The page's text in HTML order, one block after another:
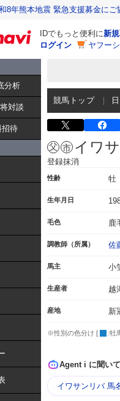
8年熊本地震 緊急支援募金に
IDでもっと便利に新
ログイン
ヤフー
分析
対談
招待
競馬トップ
イワ
登録抹消
性齢 牡
生年月日
毛色 鹿
調教師（所属） 佐
馬主 小
生産者 越
産地 新
※性別の色分け [ :牡
Agent i に聞い
イワサンリバ 馬